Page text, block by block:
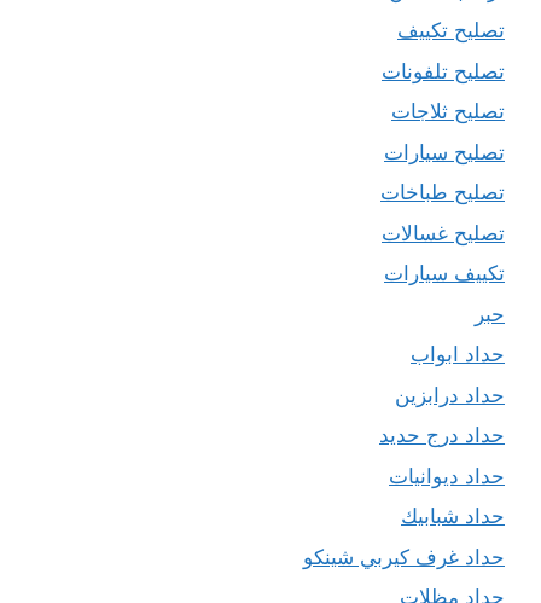
تصليح تكييف
تصليح تلفونات
تصليح ثلاجات
تصليح سيارات
تصليح طباخات
تصليح غسالات
تكييف سيارات
حبر
حداد ابواب
حداد درابزين
حداد درج حديد
حداد ديوانيات
حداد شبابيك
حداد غرف كيربي شينكو
حداد مظلات